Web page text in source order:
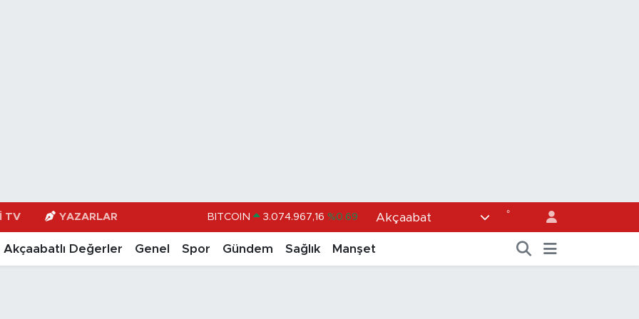
TV YAZARLAR DOLAR 47,5986 %0.06
EURO 55,0700 %0.1
STERLİN 64,2438 %0.21
Akçaabat °
Akçaabatlı Değerler Genel Spor Gündem Sağlık Manşet